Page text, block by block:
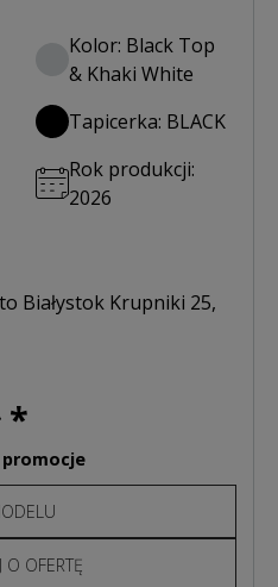
Kolor: Black Top
& Khaki White
Tapicerka: BLACK
Rok produkcji:
2026
Białystok Krupniki 25,
*
promocje
O OFERTĘ